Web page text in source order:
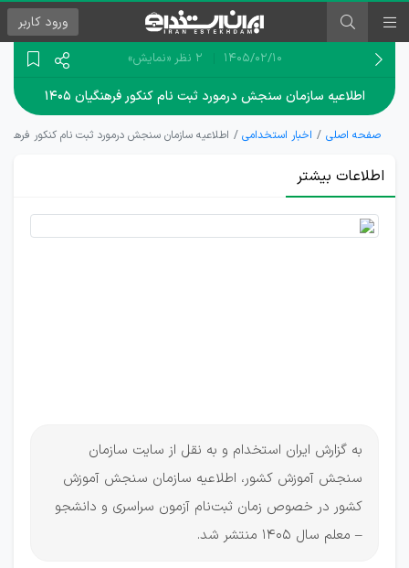
ورود کاربر
۱۴۰۵/۰۲/۱۰ 2 نظر «نمایش»
اطلاعیه سازمان سنجش درمورد ثبت نام کنکور فرهنگیان ۱۴۰۵
صفحه اصلی اخبار استخدامی اطلاعیه سازمان سنجش درمورد ثبت نام کنکور فرهنگیان
اطلاعات بیشتر
زمان
به گزارش ایران استخدام و به نقل از سایت سازمان
سنجش آموزش کشور، اطلاعیه سازمان سنجش آموزش
كشور در خصوص زمان ثبت‌نام آزمون سراسری و دانشجو
– معلم سال 1405 منتشر شد.